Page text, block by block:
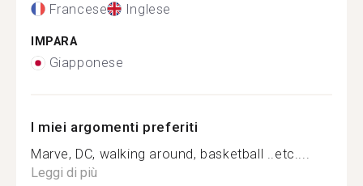
Francese Inglese
IMPARA
Giapponese
I miei argomenti preferiti
Marve, DC, walking around, basketball ..etc....
Leggi di più